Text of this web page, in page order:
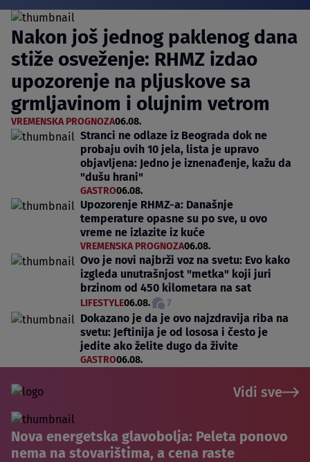
Nakon još jednog paklenog dana
stiže osveženje: RHMZ izdao
upozorenje na pljuskove sa
grmljavinom i olujnim vetrom
VREMENSKA PROGNOZA06.08.
Stranci ne odlaze iz Beograda dok ne
probaju ovih 10 jela, lista je upravo
objavljena: Jedno je iznenađenje, kažu da
"dušu hrani"
GASTRO06.08.
Upozorenje RHMZ-a: Današnje
temperature opasne su po sve, u ovo
vreme ne izlazite iz kuće
VREMENSKA PROGNOZA06.08.
Ovo je novi najbrži voz na svetu: Evo kako
izgleda unutrašnjost "metka" koji juri
brzinom od 450 kilometara na sat
LIFESTYLE06.08. 7
Dokazano je da je ovo najzdravija riba na
svetu: Jeftinija je od lososa i često je
jedite ako želite dugo da živite
GASTRO06.08.
Vidi sve
Nova energetska glavobolja: Peleta ponovo
nema na stovarištima, a cena raste